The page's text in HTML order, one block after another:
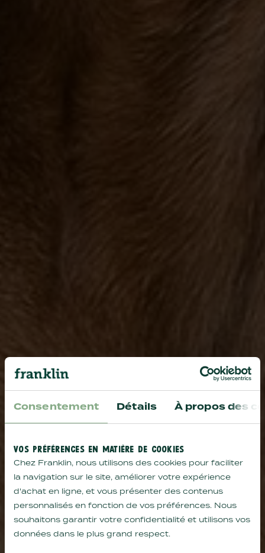
Consentement Détails À propos des
VOS PRÉFÉRENCES EN MATIÈRE DE COOKIES
Chez Franklin, nous utilisons des cookies pour faciliter
la navigation sur le site, améliorer votre expérience
d'achat en ligne, et vous présenter des contenus
personnalisés en fonction de vos préférences. Nous
souhaitons garantir votre confidentialité et utilisons vos
données dans le plus grand respect.